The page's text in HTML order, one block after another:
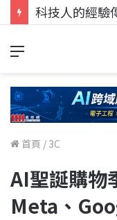
科技人找工作
首頁 / 3C
AI聖誕購物
Meta、